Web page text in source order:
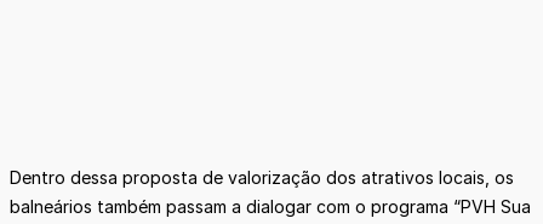
Dentro dessa proposta de valorização dos atrativos locais, os
balneários também passam a dialogar com o programa “PVH Sua